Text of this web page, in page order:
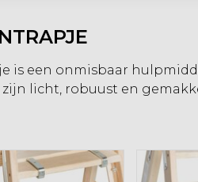
is een onmisbaar
licht, robuust en